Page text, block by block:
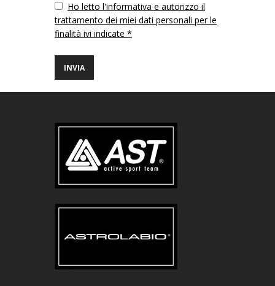
VuotoHo letto l'informativa e autorizzo il
trattamento dei miei dati personali per le
finalità ivi indicate *